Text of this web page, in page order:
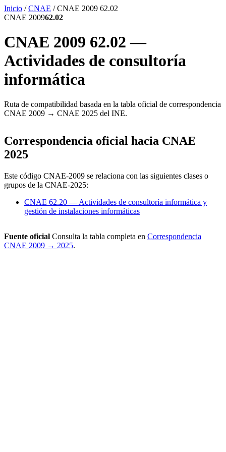
Inicio / CNAE / CNAE 2009 62.02
CNAE 200962.02
CNAE 2009 62.02 —
Actividades de consultoría
informática
Ruta de compatibilidad basada en la tabla oficial de correspondencia
CNAE 2009 → CNAE 2025 del INE.
Correspondencia oficial hacia CNAE
2025
Este código CNAE-2009 se relaciona con las siguientes clases o
grupos de la CNAE-2025:
CNAE 62.20 — Actividades de consultoría informática y
gestión de instalaciones informáticas
Fuente oficial Consulta la tabla completa en Correspondencia
CNAE 2009 → 2025.